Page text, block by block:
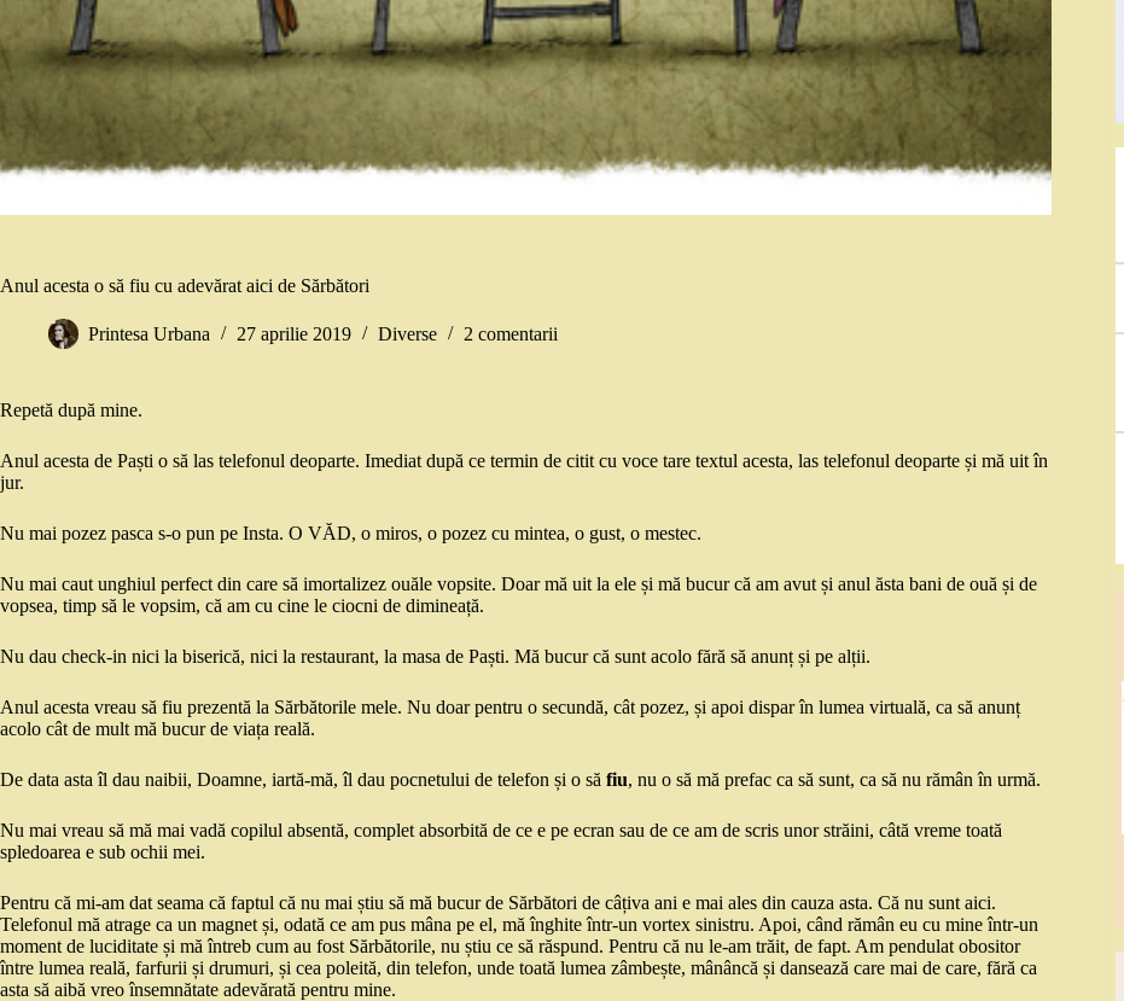
Anul acesta o să fiu cu adevărat aici de Sărbători
Printesa Urbana 27 aprilie 2019 Diverse 2 comentarii
Repetă după mine.
Anul acesta de Paști o să las telefonul deoparte. Imediat după ce termin de citit cu voce tare textul acesta, las telefonul deoparte și mă uit în
jur.
Nu mai pozez pasca s-o pun pe Insta. O VĂD, o miros, o pozez cu mintea, o gust, o mestec.
Nu mai caut unghiul perfect din care să imortalizez ouăle vopsite. Doar mă uit la ele și mă bucur că am avut și anul ăsta bani de ouă și de
vopsea, timp să le vopsim, că am cu cine le ciocni de dimineață.
Nu dau check-in nici la biserică, nici la restaurant, la masa de Paști. Mă bucur că sunt acolo fără să anunț și pe alții.
Anul acesta vreau să fiu prezentă la Sărbătorile mele. Nu doar pentru o secundă, cât pozez, și apoi dispar în lumea virtuală, ca să anunț
acolo cât de mult mă bucur de viața reală.
De data asta îl dau naibii, Doamne, iartă-mă, îl dau pocnetului de telefon și o să fiu, nu o să mă prefac ca să sunt, ca să nu rămân în urmă.
Nu mai vreau să mă mai vadă copilul absentă, complet absorbită de ce e pe ecran sau de ce am de scris unor străini, câtă vreme toată
spledoarea e sub ochii mei.
Pentru că mi-am dat seama că faptul că nu mai știu să mă bucur de Sărbători de câțiva ani e mai ales din cauza asta. Că nu sunt aici.
Telefonul mă atrage ca un magnet și, odată ce am pus mâna pe el, mă înghite într-un vortex sinistru. Apoi, când rămân eu cu mine într-un
moment de luciditate și mă întreb cum au fost Sărbătorile, nu știu ce să răspund. Pentru că nu le-am trăit, de fapt. Am pendulat obositor
între lumea reală, farfurii și drumuri, și cea poleită, din telefon, unde toată lumea zâmbește, mânâncă și dansează care mai de care, fără ca
asta să aibă vreo însemnătate adevărată pentru mine.